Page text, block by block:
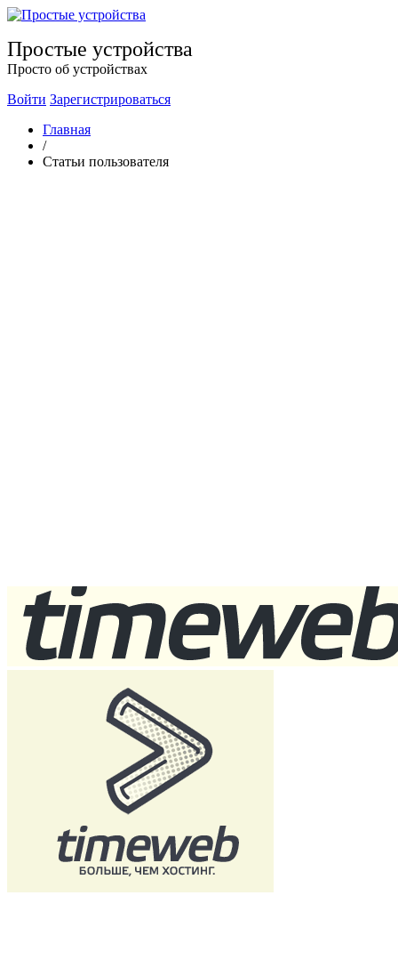
Простые устройства
Просто об устройствах
Войти Зарегистрироваться
Главная
/
Статьи пользователя